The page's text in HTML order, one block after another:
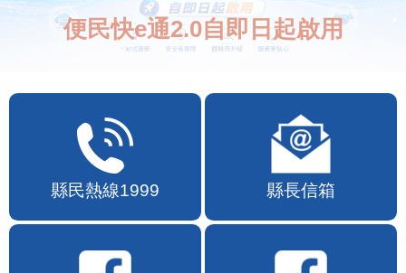
便民快e通2.0自即日起啟用
縣民熱線1999 縣長信箱